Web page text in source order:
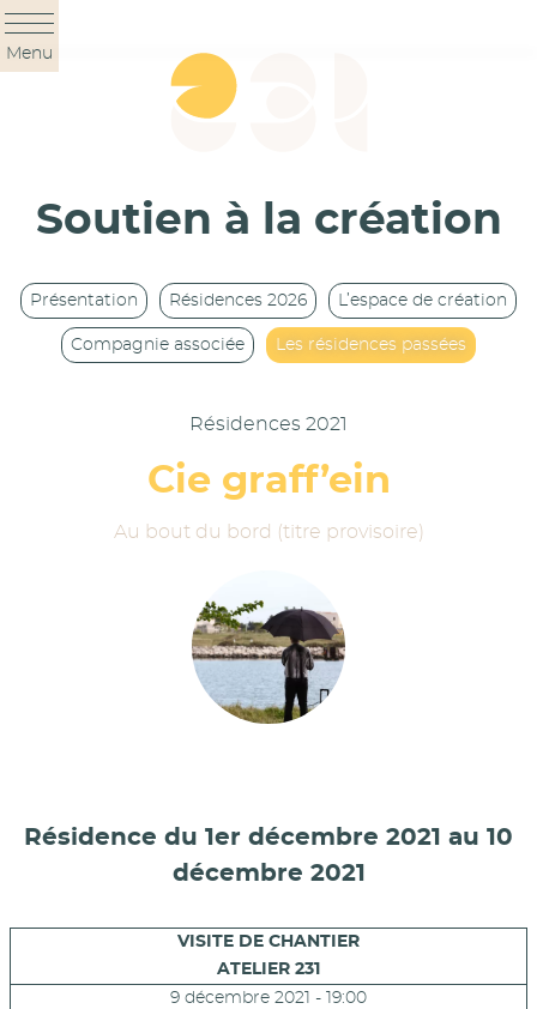
Panneau de gestion des cookies
Menu
Soutien à la création
Présentation Résidences 2026 L’espace de création
Compagnie associée Les résidences passées
Résidences 2021
Cie graff’ein
Au bout du bord (titre provisoire)
Résidence du 1er décembre 2021 au 10
décembre 2021
VISITE DE CHANTIER
ATELIER 231
9 décembre 2021 - 19:00